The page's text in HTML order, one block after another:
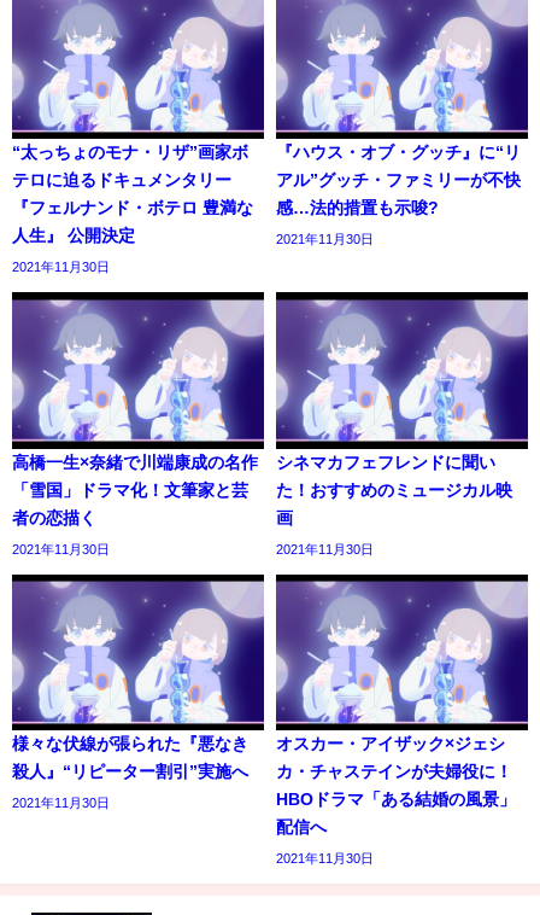
“太っちょのモナ・リザ”画家ボ
テロに迫るドキュメンタリー
『フェルナンド・ボテロ 豊満な
人生』 公開決定
2021年11月30日
『ハウス・オブ・グッチ』に“リ
アル”グッチ・ファミリーが不快
感…法的措置も示唆?
2021年11月30日
高橋一生×奈緒で川端康成の名作
「雪国」ドラマ化！文筆家と芸
者の恋描く
2021年11月30日
シネマカフェフレンドに聞い
た！おすすめのミュージカル映
画
2021年11月30日
様々な伏線が張られた『悪なき
殺人』“リピーター割引”実施へ
2021年11月30日
オスカー・アイザック×ジェシ
カ・チャステインが夫婦役に！
HBOドラマ「ある結婚の風景」
配信へ
2021年11月30日